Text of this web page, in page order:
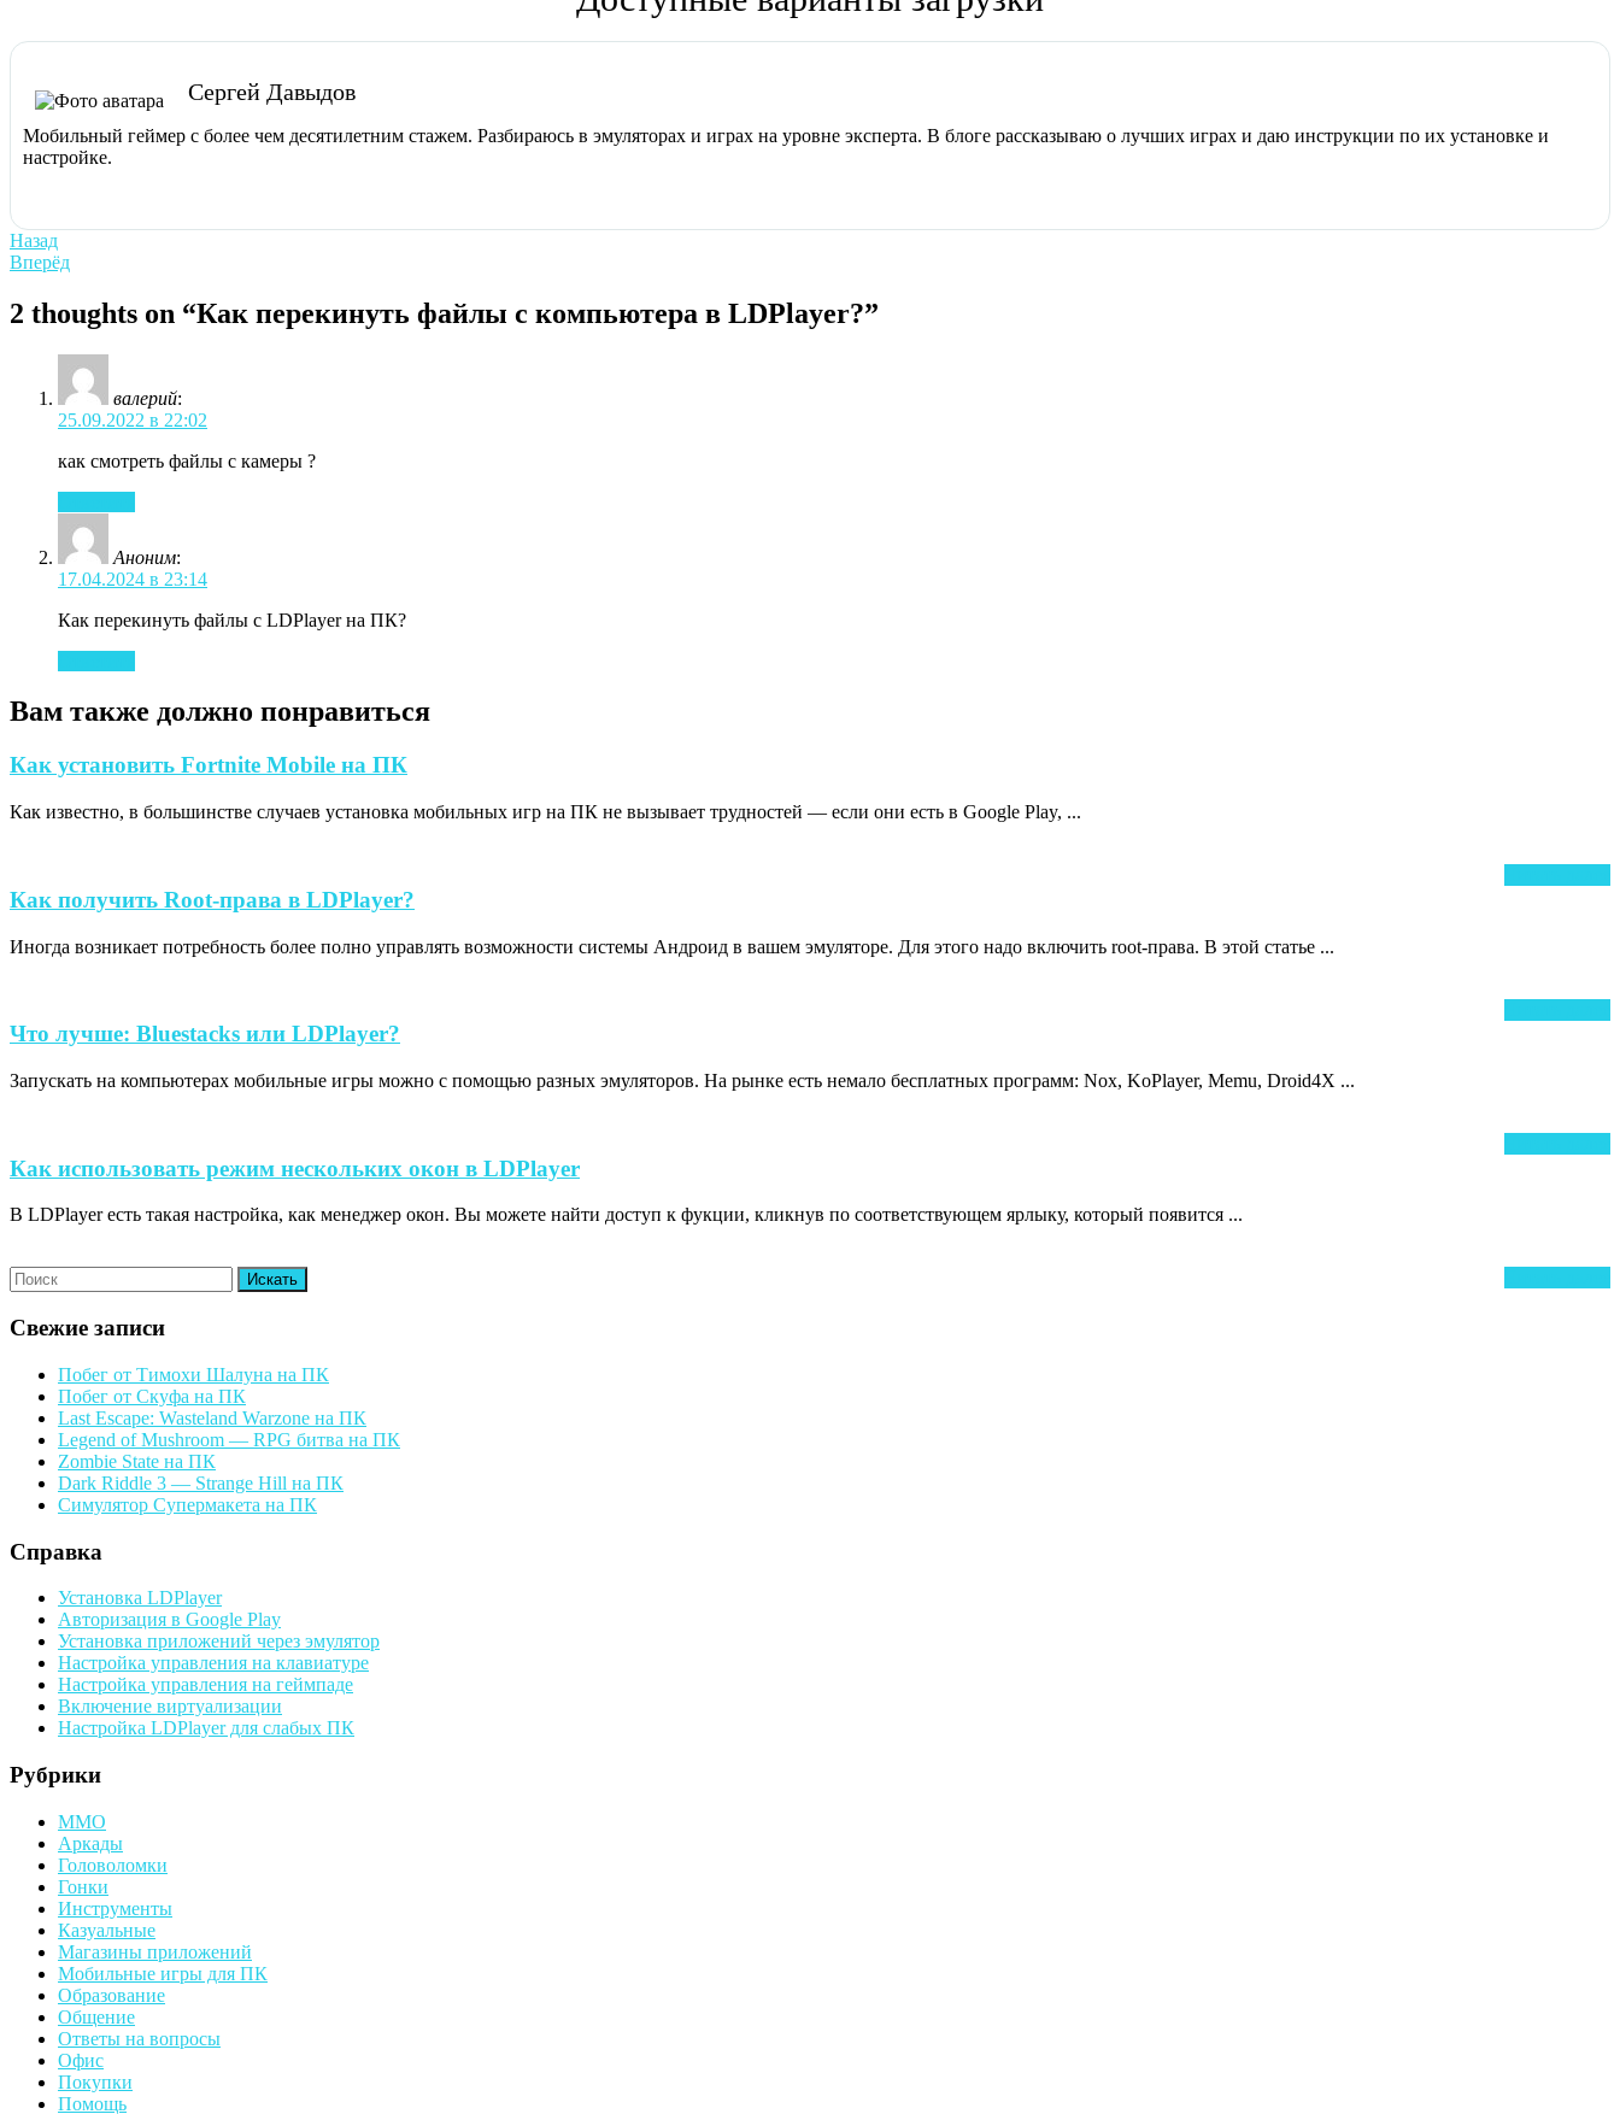
Сергей Давыдов
Мобильный геймер с более чем десятилетним стажем. Разбираюсь в эмуляторах и играх на уровне эксперта. В блоге рассказываю о лучших играх и даю инструкции по их установке и
настройке.
Навигация
по
записям
НазадPrevious
post:
ВперёдNext
2 thoughts on “Как перекинуть файлы с компьютера в LDPlayer?”
валерий:
25.09.2022 в 22:02
как смотреть файлы с камеры ?
Аноним:
17.04.2024 в 23:14
Как перекинуть файлы с LDPlayer на ПК?
Вам также должно понравиться
Как установить Fortnite Mobile на ПККак
Fortnite
ПК
Как известно, в большинстве случаев установка мобильных игр на ПК не вызывает трудностей — если они есть в Google Play, ...
Как получить Root-права в LDPlayer?
Root-
Иногда возникает потребность более полно управлять возможности системы Андроид в вашем эмуляторе. Для этого надо включить root-права. В этой статье ...
Что лучше: Bluestacks или LDPlayer?
Bluestacks
Запускать на компьютерах мобильные игры можно с помощью разных эмуляторов. На рынке есть немало бесплатных программ: Nox, KoPlayer, Memu, Droid4X ...
Как использовать режим нескольких окон в LDPlayerКак
режим
В LDPlayer есть такая настройка, как менеджер окон. Вы можете найти доступ к фукции, кликнув по соответствующем ярлыку, который появится ...
Search
for:
Свежие записи
Побег от Тимохи Шалуна на ПК
Побег от Скуфа на ПК
Last Escape: Wasteland Warzone на ПК
Legend of Mushroom — RPG битва на ПК
Zombie State на ПК
Dark Riddle 3 — Strange Hill на ПК
Симулятор Супермакета на ПК
Справка
Установка LDPlayer
Авторизация в Google Play
Установка приложений через эмулятор
Настройка управления на клавиатуре
Настройка управления на геймпаде
Включение виртуализации
Настройка LDPlayer для слабых ПК
Рубрики
MMO
Аркады
Головоломки
Гонки
Инструменты
Казуальные
Магазины приложений
Мобильные игры для ПК
Образование
Общение
Ответы на вопросы
Офис
Покупки
Помощь